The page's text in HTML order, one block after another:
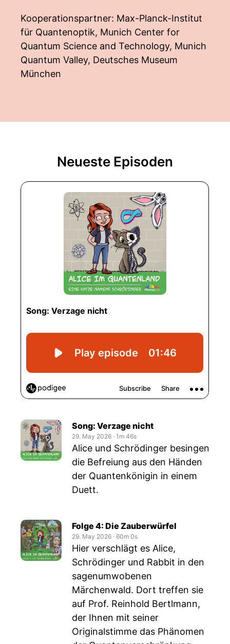
Kooperationspartner: Max-Planck-Institut
für Quantenoptik, Munich Center for
Quantum Science and Technology, Munich
Quantum Valley, Deutsches Museum
München
Neueste Episoden
Song: Verzage nicht
29. May 2026 ‧ 1m 46s
Alice und Schrödinger besingen
die Befreiung aus den Händen
der Quantenkönigin in einem
Duett.
Folge 4: Die Zauberwürfel
29. May 2026 ‧ 60m 0s
Hier verschlägt es Alice,
Schrödinger und Rabbit in den
sagenumwobenen
Märchenwald. Dort treffen sie
auf Prof. Reinhold Bertlmann,
der Ihnen mit seiner
Originalstimme das Phänomen